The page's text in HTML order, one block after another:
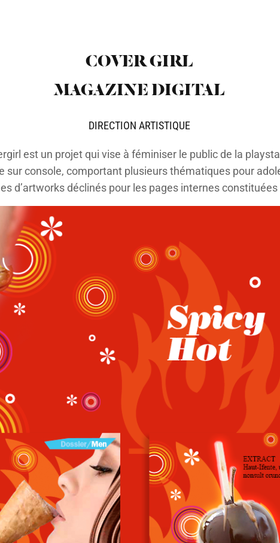
COVER GIRL
MAGAZINE DIGITAL
DIRECTION ARTISTIQUE
est un projet qui vise à féminiser le public de la
sur console, comportant plusieurs thématiques pour
d’artworks déclinés pour les pages internes constituées